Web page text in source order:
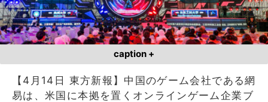
caption +
【4月14日 東方新報】中国のゲーム会社である網
易は、米国に本拠を置くオンラインゲーム企業ブ